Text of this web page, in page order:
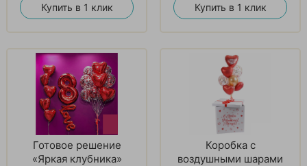
Купить в 1 клик Купить в 1 клик
Готовое решение
«Яркая клубника»
Коробка с
воздушными шарами